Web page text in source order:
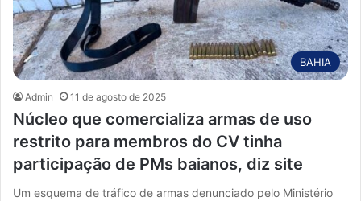
BAHIA
Admin 11 de agosto de 2025
Núcleo que comercializa armas de uso
restrito para membros do CV tinha
participação de PMs baianos, diz site
Um esquema de tráfico de armas denunciado pelo Ministério